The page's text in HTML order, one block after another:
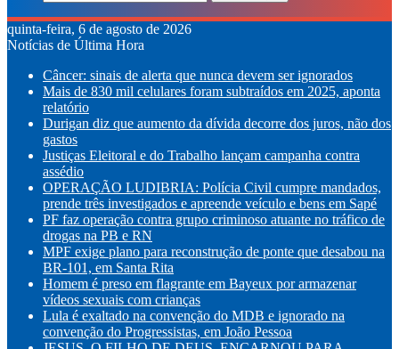
quinta-feira, 6 de agosto de 2026
Notícias de Última Hora
Câncer: sinais de alerta que nunca devem ser ignorados
Mais de 830 mil celulares foram subtraídos em 2025, aponta
relatório
Durigan diz que aumento da dívida decorre dos juros, não dos
gastos
Justiças Eleitoral e do Trabalho lançam campanha contra
assédio
OPERAÇÃO LUDIBRIA: Polícia Civil cumpre mandados,
prende três investigados e apreende veículo e bens em Sapé
PF faz operação contra grupo criminoso atuante no tráfico de
drogas na PB e RN
MPF exige plano para reconstrução de ponte que desabou na
BR-101, em Santa Rita
Homem é preso em flagrante em Bayeux por armazenar
vídeos sexuais com crianças
Lula é exaltado na convenção do MDB e ignorado na
convenção do Progressistas, em João Pessoa